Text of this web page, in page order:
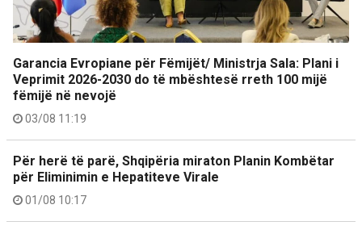
Garancia Evropiane për Fëmijët/ Ministrja Sala: Plani i
Veprimit 2026-2030 do të mbështesë rreth 100 mijë
fëmijë në nevojë
03/08 11:19
Për herë të parë, Shqipëria miraton Planin Kombëtar
për Eliminimin e Hepatiteve Virale
01/08 10:17